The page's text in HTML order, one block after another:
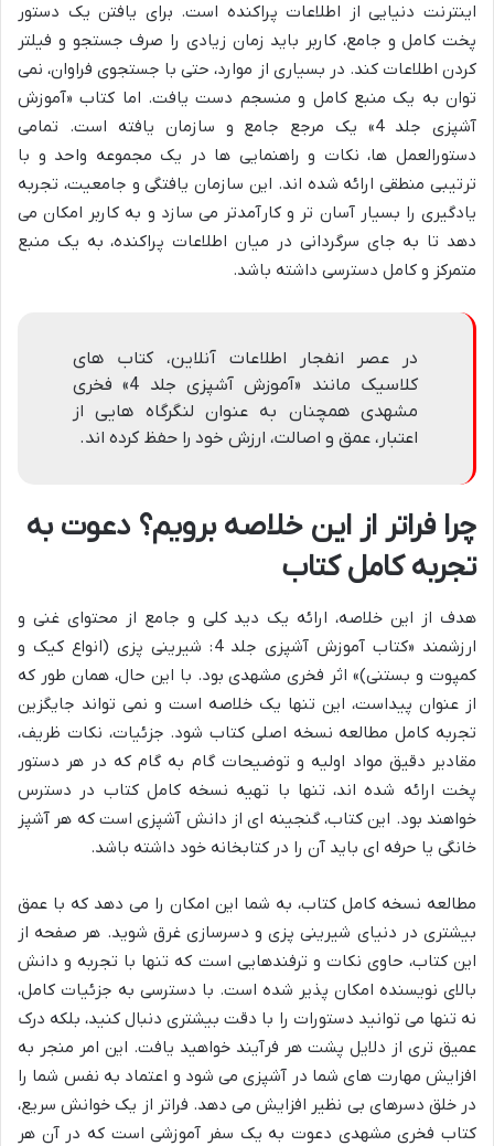
اینترنت دنیایی از اطلاعات پراکنده است. برای یافتن یک دستور
پخت کامل و جامع، کاربر باید زمان زیادی را صرف جستجو و فیلتر
کردن اطلاعات کند. در بسیاری از موارد، حتی با جستجوی فراوان، نمی
توان به یک منبع کامل و منسجم دست یافت. اما کتاب «آموزش
آشپزی جلد 4» یک مرجع جامع و سازمان یافته است. تمامی
دستورالعمل ها، نکات و راهنمایی ها در یک مجموعه واحد و با
ترتیبی منطقی ارائه شده اند. این سازمان یافتگی و جامعیت، تجربه
یادگیری را بسیار آسان تر و کارآمدتر می سازد و به کاربر امکان می
دهد تا به جای سرگردانی در میان اطلاعات پراکنده، به یک منبع
متمرکز و کامل دسترسی داشته باشد.
در عصر انفجار اطلاعات آنلاین، کتاب های
کلاسیک مانند «آموزش آشپزی جلد 4» فخری
مشهدی همچنان به عنوان لنگرگاه هایی از
اعتبار، عمق و اصالت، ارزش خود را حفظ کرده اند.
چرا فراتر از این خلاصه برویم؟ دعوت به
تجربه کامل کتاب
هدف از این خلاصه، ارائه یک دید کلی و جامع از محتوای غنی و
ارزشمند «کتاب آموزش آشپزی جلد 4: شیرینی پزی (انواع کیک و
کمپوت و بستنی)» اثر فخری مشهدی بود. با این حال، همان طور که
از عنوان پیداست، این تنها یک خلاصه است و نمی تواند جایگزین
تجربه کامل مطالعه نسخه اصلی کتاب شود. جزئیات، نکات ظریف،
مقادیر دقیق مواد اولیه و توضیحات گام به گام که در هر دستور
پخت ارائه شده اند، تنها با تهیه نسخه کامل کتاب در دسترس
خواهند بود. این کتاب، گنجینه ای از دانش آشپزی است که هر آشپز
خانگی یا حرفه ای باید آن را در کتابخانه خود داشته باشد.
مطالعه نسخه کامل کتاب، به شما این امکان را می دهد که با عمق
بیشتری در دنیای شیرینی پزی و دسرسازی غرق شوید. هر صفحه از
این کتاب، حاوی نکات و ترفندهایی است که تنها با تجربه و دانش
بالای نویسنده امکان پذیر شده است. با دسترسی به جزئیات کامل،
نه تنها می توانید دستورات را با دقت بیشتری دنبال کنید، بلکه درک
عمیق تری از دلایل پشت هر فرآیند خواهید یافت. این امر منجر به
افزایش مهارت های شما در آشپزی می شود و اعتماد به نفس شما را
در خلق دسرهای بی نظیر افزایش می دهد. فراتر از یک خوانش سریع،
کتاب فخری مشهدی دعوت به یک سفر آموزشی است که در آن هر